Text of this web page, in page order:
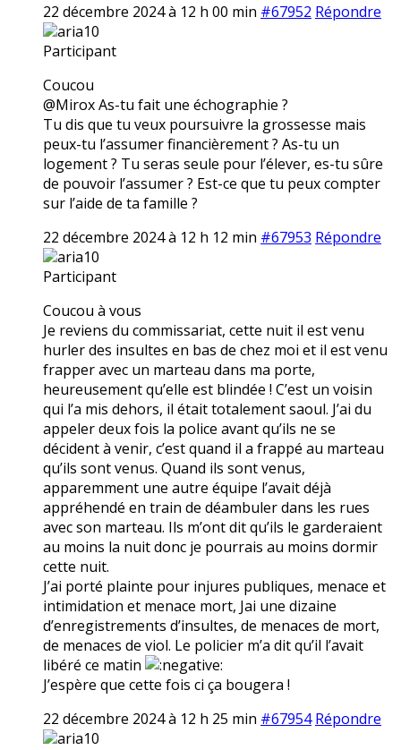
22 décembre 2024 à 12 h 00 min #67952 Répondre
aria10
Participant
Coucou
@Mirox As-tu fait une échographie ?
Tu dis que tu veux poursuivre la grossesse mais
peux-tu l’assumer financièrement ? As-tu un
logement ? Tu seras seule pour l’élever, es-tu sûre
de pouvoir l’assumer ? Est-ce que tu peux compter
sur l’aide de ta famille ?
22 décembre 2024 à 12 h 12 min #67953 Répondre
aria10
Participant
Coucou à vous
Je reviens du commissariat, cette nuit il est venu
hurler des insultes en bas de chez moi et il est venu
frapper avec un marteau dans ma porte,
heureusement qu’elle est blindée ! C’est un voisin
qui l’a mis dehors, il était totalement saoul. J’ai du
appeler deux fois la police avant qu’ils ne se
décident à venir, c’est quand il a frappé au marteau
qu’ils sont venus. Quand ils sont venus,
apparemment une autre équipe l’avait déjà
appréhendé en train de déambuler dans les rues
avec son marteau. Ils m’ont dit qu’ils le garderaient
au moins la nuit donc je pourrais au moins dormir
cette nuit.
J’ai porté plainte pour injures publiques, menace et
intimidation et menace mort, Jai une dizaine
d’enregistrements d’insultes, de menaces de mort,
de menaces de viol. Le policier m’a dit qu’il l’avait
libéré ce matin
J’espère que cette fois ci ça bougera !
22 décembre 2024 à 12 h 25 min #67954 Répondre
aria10